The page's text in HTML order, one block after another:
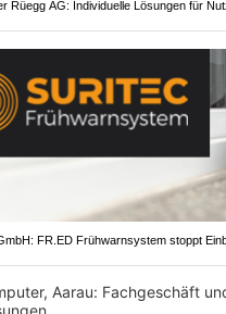
Rüegg AG: Individuelle Lösungen für
FR.ED Frühwarnsystem stoppt